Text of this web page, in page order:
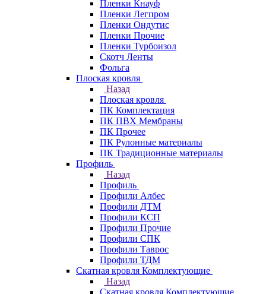
Пленки Кнауф
Пленки Легпром
Пленки Ондутис
Пленки Прочие
Пленки Турбоизол
Скотч Ленты
Фольга
Плоская кровля
Назад
Плоская кровля
ПК Комплектация
ПК ПВХ Мембраны
ПК Прочее
ПК Рулонные материалы
ПК Традиционные материалы
Профиль
Назад
Профиль
Профили Албес
Профили ДТМ
Профили КСП
Профили Прочие
Профили СПК
Профили Таврос
Профили ТДМ
Скатная кровля Комплектующие
Назад
Скатная кровля Комплектующие